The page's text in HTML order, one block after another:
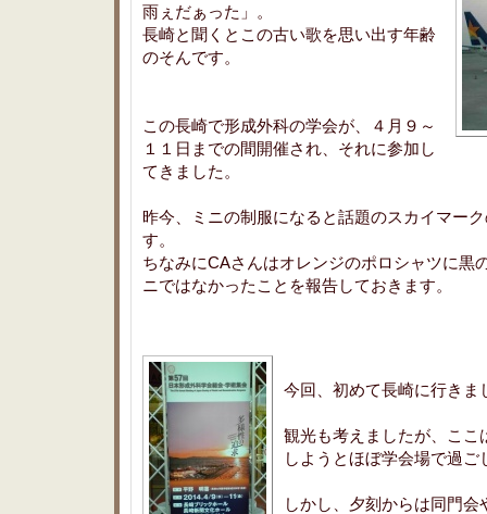
雨ぇだぁった」。
長崎と聞くとこの古い歌を思い出す年齢
のそんです。
この長崎で形成外科の学会が、４月９～
１１日までの間開催され、それに参加し
てきました。
昨今、ミニの制服になると話題のスカイマー
す。
ちなみにCAさんはオレンジのポロシャツに黒
ニではなかったことを報告しておきます。
今回、初めて長崎に行きま
観光も考えましたが、ここ
しようとほぼ学会場で過ご
しかし、夕刻からは同門